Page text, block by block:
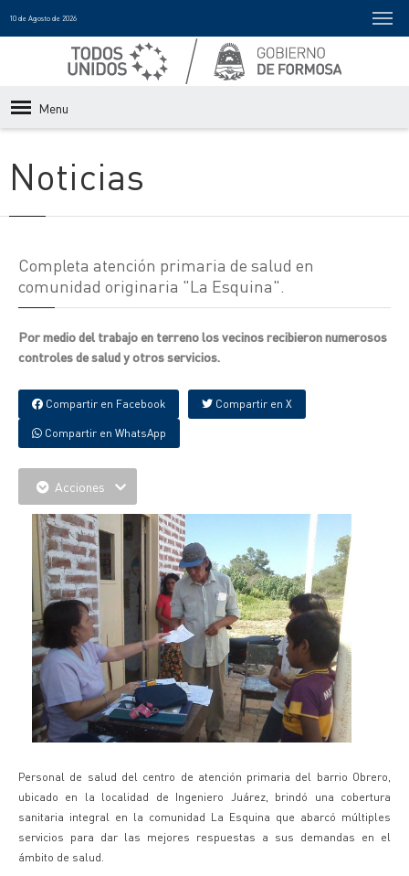
10 de Agosto de 2026
Menu
Noticias
Completa atención primaria de salud en
comunidad originaria "La Esquina".
Por medio del trabajo en terreno los vecinos recibieron numerosos
controles de salud y otros servicios.
Compartir en Facebook Compartir en X
Compartir en WhatsApp
Acciones
Personal de salud del centro de atención primaria del barrio Obrero,
ubicado en la localidad de Ingeniero Juárez, brindó una cobertura
sanitaria integral en la comunidad La Esquina que abarcó múltiples
servicios para dar las mejores respuestas a sus demandas en el
ámbito de salud.